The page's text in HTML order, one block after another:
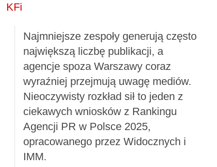
KFi
Najmniejsze zespoły generują często
największą liczbę publikacji, a
agencje spoza Warszawy coraz
wyraźniej przejmują uwagę mediów.
Nieoczywisty rozkład sił to jeden z
ciekawych wniosków z Rankingu
Agencji PR w Polsce 2025,
opracowanego przez Widocznych i
IMM.